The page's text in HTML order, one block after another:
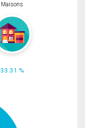
Maisons
33.31 %